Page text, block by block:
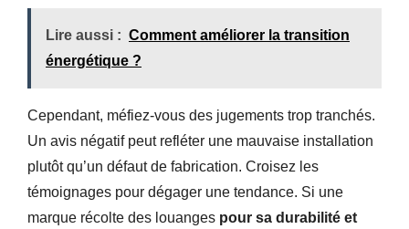
Lire aussi : Comment améliorer la transition
énergétique ?
Cependant, méfiez-vous des jugements trop tranchés.
Un avis négatif peut refléter une mauvaise installation
plutôt qu’un défaut de fabrication. Croisez les
témoignages pour dégager une tendance. Si une
marque récolte des louanges pour sa durabilité et